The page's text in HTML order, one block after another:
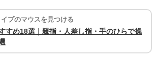
プのマウスを見つける
すめ18選｜親指・人差し指・手のひらで操